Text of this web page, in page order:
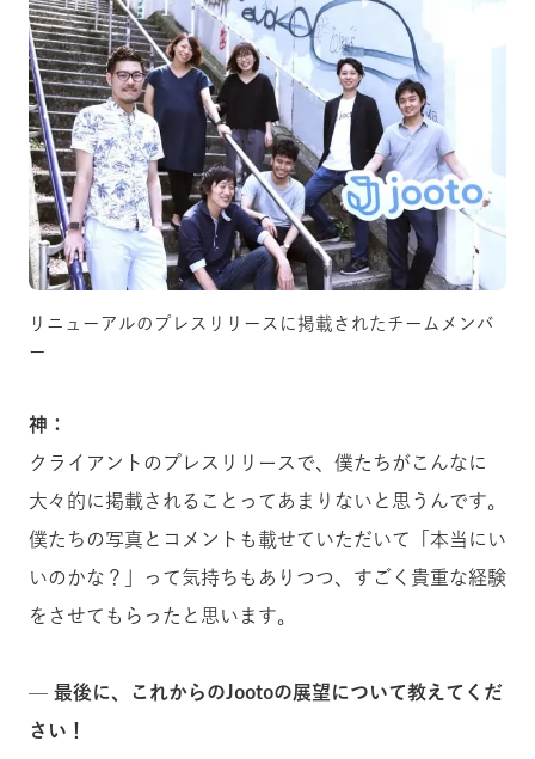
リニューアルのプレスリリースに掲載されたチームメンバ
ー
神：
クライアントのプレスリリースで、僕たちがこんなに
大々的に掲載されることってあまりないと思うんです。
僕たちの写真とコメントも載せていただいて「本当にい
いのかな？」って気持ちもありつつ、すごく貴重な経験
をさせてもらったと思います。
— 最後に、これからのJootoの展望について教えてくだ
さい！